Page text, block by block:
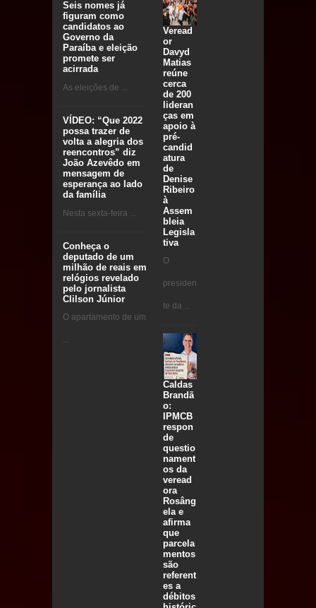
Seis nomes já
figuram como
candidatos ao
Governo da
Paraíba e eleição
promete ser
acirrada
As eleições de ...
VÍDEO: “Que 2022
possa trazer de
volta a alegria dos
reencontros” diz
João Azevêdo em
mensagem de
esperança ao lado
da família
Nesta sexta-feira ...
Conheça o
deputado de um
milhão de reais em
relógios revelado
pelo jornalista
Clilson Júnior
O apartamento de um
...
Veread
or
Davyd
Matias
reúne
cerca
de 200
lideran
ças em
apoio à
pré-
candid
atura
de
Denise
Ribeiro
à
Assem
bleia
Legisla
tiva
O
presiden
te da ...
Caldas
Brandã
o:
IPMCB
respon
de
questio
nament
os da
veread
ora
Rosâng
ela e
afirma
que
parcela
mentos
são
referent
es a
débitos